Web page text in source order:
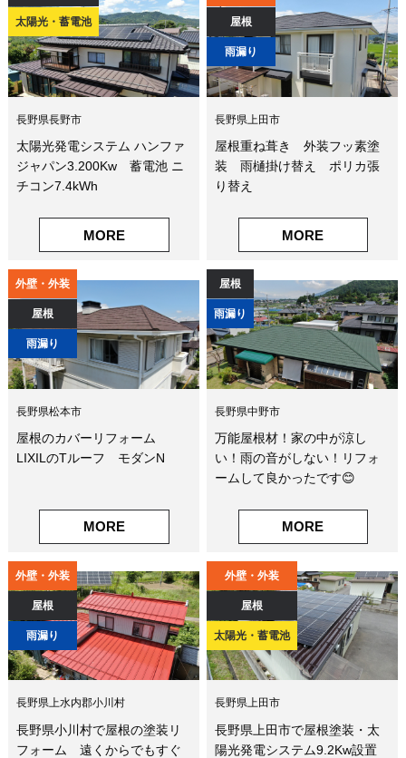
太陽光・蓄電池
長野県長野市
太陽光発電システム ハンファ
ジャパン3.200Kw 蓄電池 ニ
チコン7.4kWh
MORE
屋根
雨漏り
長野県上田市
屋根重ね葺き 外装フッ素塗
装 雨樋掛け替え ポリカ張
り替え
MORE
外壁・外装
屋根
雨漏り
長野県松本市
屋根のカバーリフォーム
LIXILのTルーフ モダンN
MORE
屋根
雨漏り
長野県中野市
万能屋根材！家の中が涼し
い！雨の音がしない！リフォ
ームして良かったです😊
MORE
外壁・外装
屋根
雨漏り
長野県上水内郡小川村
長野県小川村で屋根の塗装リ
フォーム 遠くからでもすぐ
外壁・外装
屋根
太陽光・蓄電池
長野県上田市
長野県上田市で屋根塗装・太
陽光発電システム9.2Kw設置